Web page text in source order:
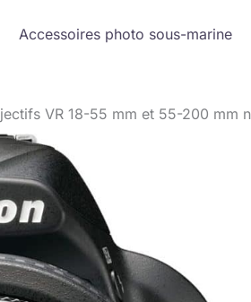
Accessoires photo sous-marine
VR 18-55 mm et 55-200 mm